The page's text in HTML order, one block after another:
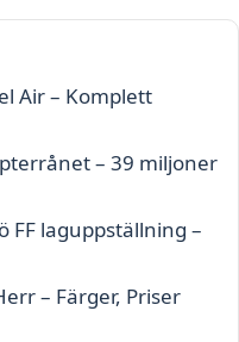
Air – Komplett
– 39 miljoner
FF laguppställning –
– Färger, Priser